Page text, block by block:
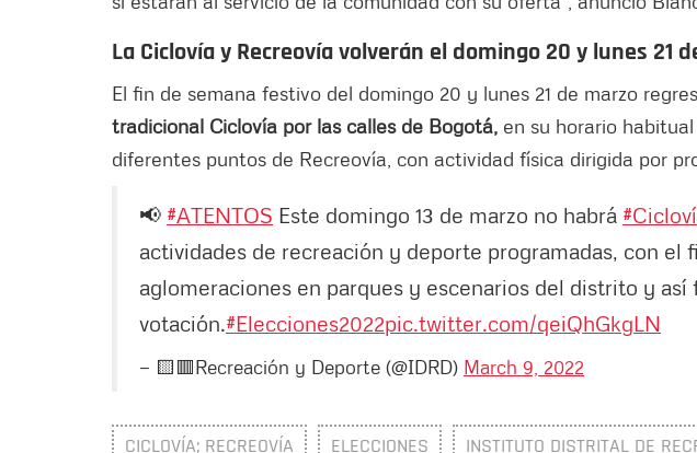
La Ciclovía y Recreovía volverán el domingo 20 y lunes 21
El fin de semana festivo del domingo 20 y lunes 21 de marzo
tradicional Ciclovía por las calles de Bogotá, en su horario
diferentes puntos de Recreovía, con actividad física dirigida por
📢 #ATENTOS Este domingo 13 de marzo no habrá
actividades de recreación y deporte programadas, con el
aglomeraciones en parques y escenarios del distrito y así
votación.#Elecciones2022pic.twitter.com/qeiQhGkgLN
— 🟨🟥Recreación y Deporte (@IDRD) March 9, 2022
CICLOVÍA; RECREOVÍA ELECCIONES INSTITUTO DISTRITAL DE